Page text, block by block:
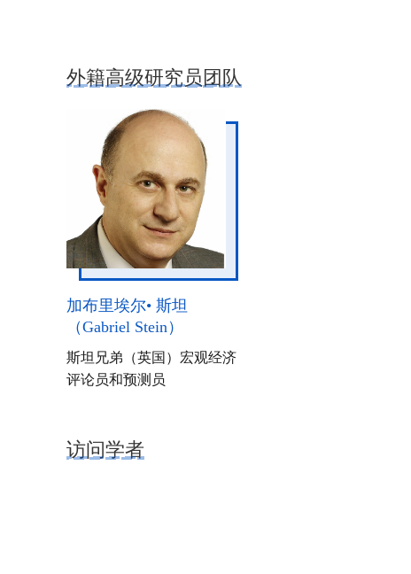
外籍高级研究员团队
加布里埃尔• 斯坦
（Gabriel Stein）
斯坦兄弟（英国）宏观经济
评论员和预测员
访问学者